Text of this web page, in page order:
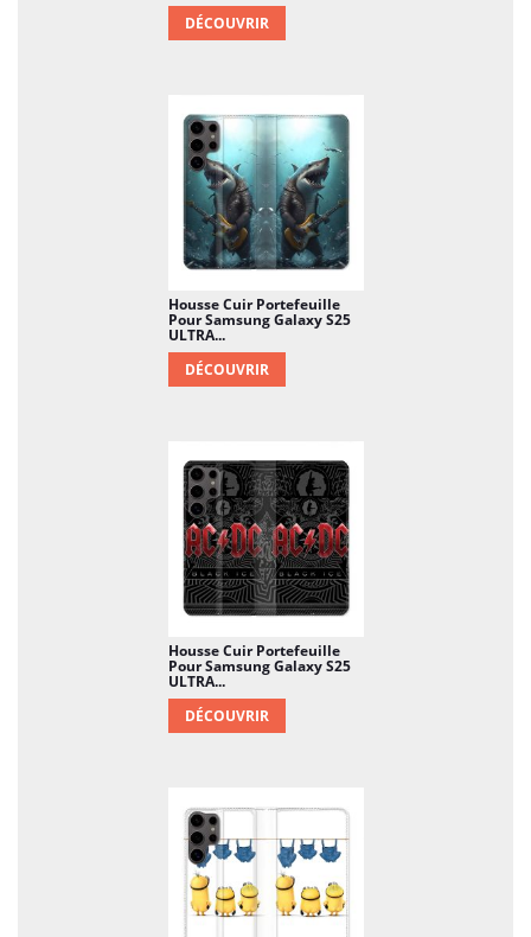
DÉCOUVRIR
Housse Cuir Portefeuille
Pour Samsung Galaxy S25
ULTRA...
DÉCOUVRIR
Housse Cuir Portefeuille
Pour Samsung Galaxy S25
ULTRA...
DÉCOUVRIR